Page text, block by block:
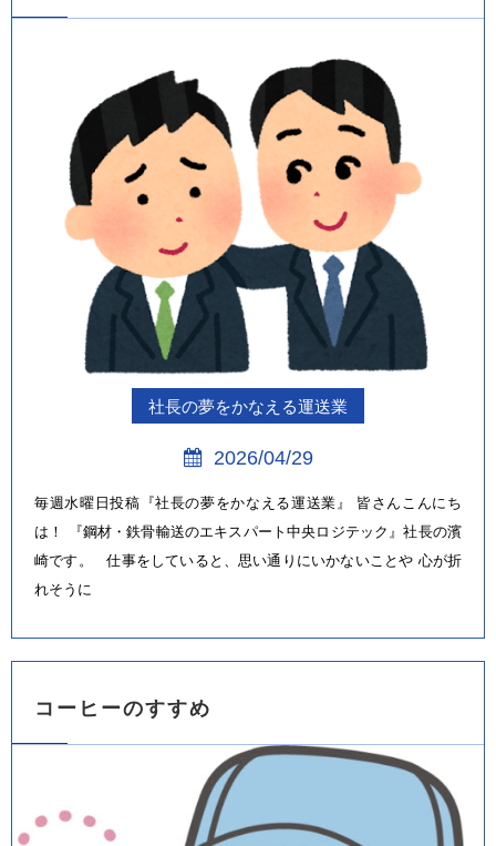
社長の夢をかなえる運送業
2026/04/29
毎週水曜日投稿『社長の夢をかなえる運送業』 皆さんこんにち
は！ 『鋼材・鉄骨輸送のエキスパート中央ロジテック』社長の濱
崎です。 仕事をしていると、思い通りにいかないことや 心が折
れそうに
コーヒーのすすめ